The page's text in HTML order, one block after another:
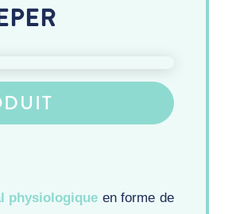
physiologique en forme de